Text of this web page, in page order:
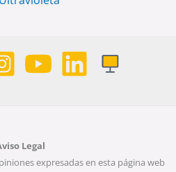
Legal
expresadas en esta página web